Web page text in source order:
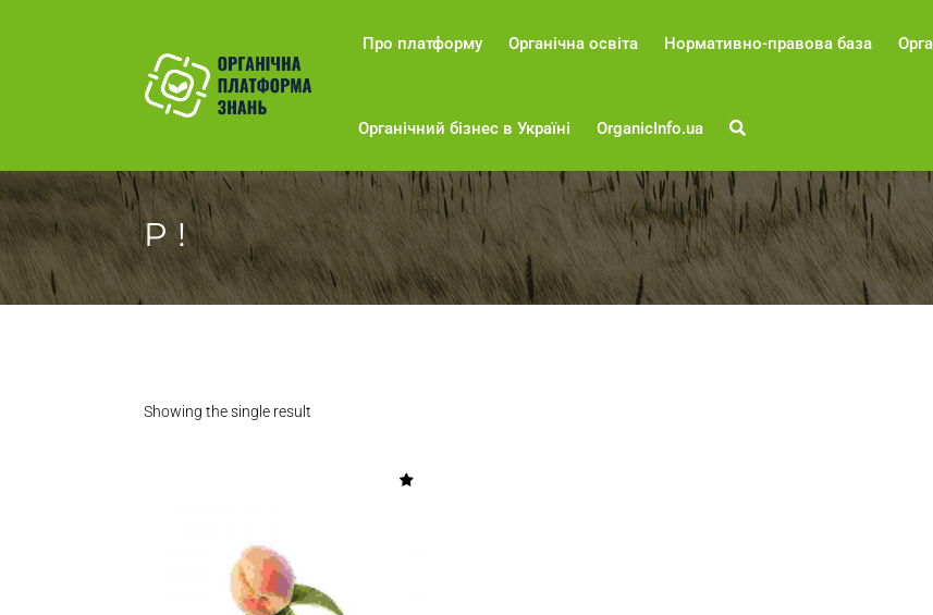
Про платформу Органічна освіта Нормативно-правова база
Органічний бізнес в Україні OrganicInfo.ua
P !
Showing the single result